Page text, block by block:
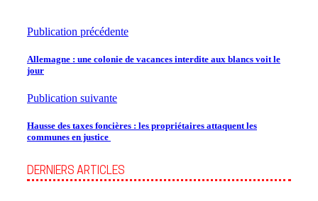
Publication précédente
Allemagne : une colonie de vacances interdite aux blancs voit le
jour
Publication suivante
Hausse des taxes foncières : les propriétaires attaquent les
communes en justice
DERNIERS ARTICLES